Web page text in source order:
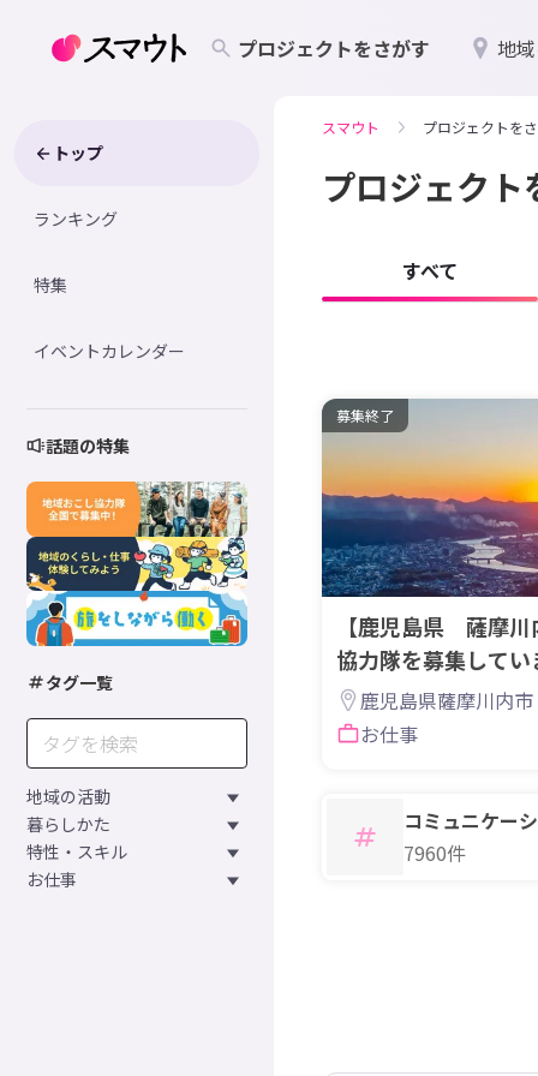
プロジェクトをさがす 地
トップ
ランキング
特集
イベントカレンダー
話題の特集
タグ一覧
地域の活動
暮らしかた
特性・スキル
お仕事
スマウト プロジェクトを
プロジェク
すべて
募集終了
【鹿児島県 薩摩
協力隊を募集してい
鹿児島県薩摩川内市
お仕事
コミュニケー
7960件